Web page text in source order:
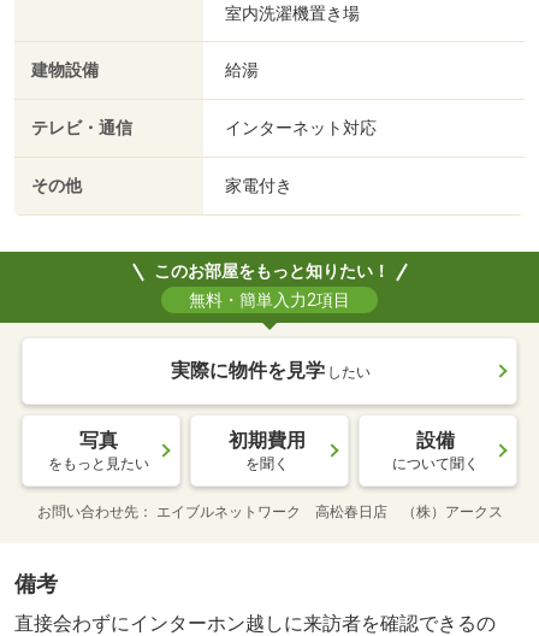
室内洗濯機置き場
建物設備 給湯
テレビ・通信 インターネット対応
その他 家電付き
このお部屋をもっと知りたい！
無料・簡単入力2項目
実際に物件を見学 したい
写真
をもっと見たい
初期費用
を聞く
設備
について聞く
お問い合わせ先 エイブルネットワーク 高松春日店 （株）アークス
備考
直接会わずにインターホン越しに来訪者を確認できるの